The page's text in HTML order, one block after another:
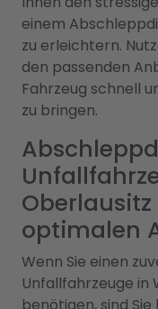
einem
zu erleichtern.
den passenden
Fahrzeug schnell
zu bringen.
optimalen
Wenn Sie einen
Unfallfahrzeuge in